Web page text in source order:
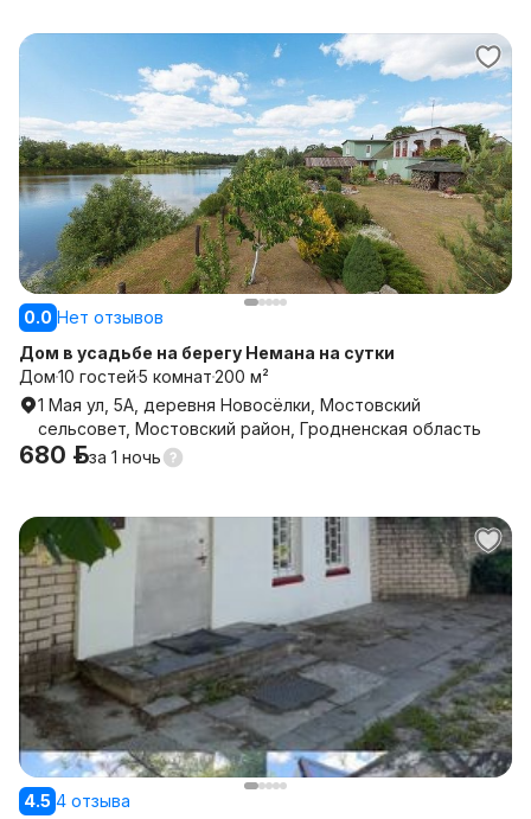
0.0 Нет отзывов
Дом в усадьбе на берегу Немана на сутки
Дом10 гостей5 комнат200 м²
1 Мая ул, 5А, деревня Новосёлки, Мостовский
сельсовет, Мостовский район, Гродненская область
680 р.за 1 ночь
4.5 4 отзыва